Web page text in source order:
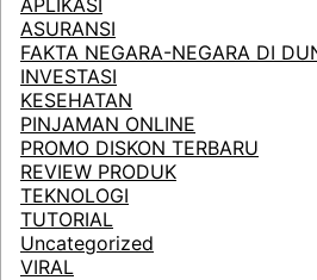
ASURANSI
FAKTA NEGARA-NEGARA DI
INVESTASI
KESEHATAN
PINJAMAN ONLINE
PROMO DISKON TERBARU
REVIEW PRODUK
TEKNOLOGI
TUTORIAL
Uncategorized
VIRAL